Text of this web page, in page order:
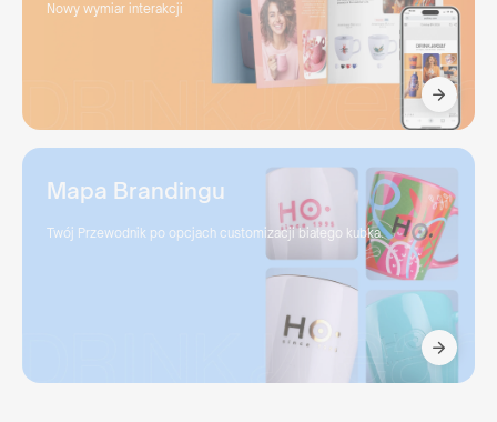
Nowy wymiar interakcji
Mapa Brandingu
Twój Przewodnik po opcjach customizacji białego kubka.